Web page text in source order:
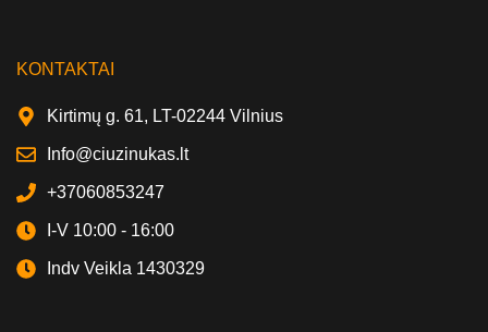
KONTAKTAI
Kirtimų g. 61, LT-02244 Vilnius
Info@ciuzinukas.lt
+37060853247
I-V 10:00 - 16:00
Indv Veikla 1430329